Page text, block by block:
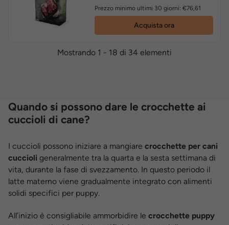
Prezzo minimo ultimi 30 giorni: €76,61
Acquista ora
Mostrando 1 - 18 di 34 elementi
Quando si possono dare le crocchette ai
cuccioli di cane?
I cuccioli possono iniziare a mangiare crocchette per cani
cuccioli generalmente tra la quarta e la sesta settimana di
vita, durante la fase di svezzamento. In questo periodo il
latte materno viene gradualmente integrato con alimenti
solidi specifici per puppy.
All’inizio è consigliabile ammorbidire le crocchette puppy